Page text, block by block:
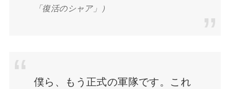
「復活のシャア」）
僕ら、もう正式の軍隊です。これ